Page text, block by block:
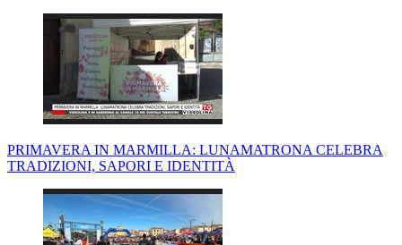
PRIMAVERA IN MARMILLA: LUNAMATRONA CELEBRA
TRADIZIONI, SAPORI E IDENTITÀ